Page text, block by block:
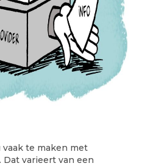
te maken met
varieert van een